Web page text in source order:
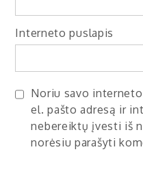
Interneto puslapis
Noriu savo
el. pašto adresą ir
nebereiktų įvesti iš
norėsiu parašyti